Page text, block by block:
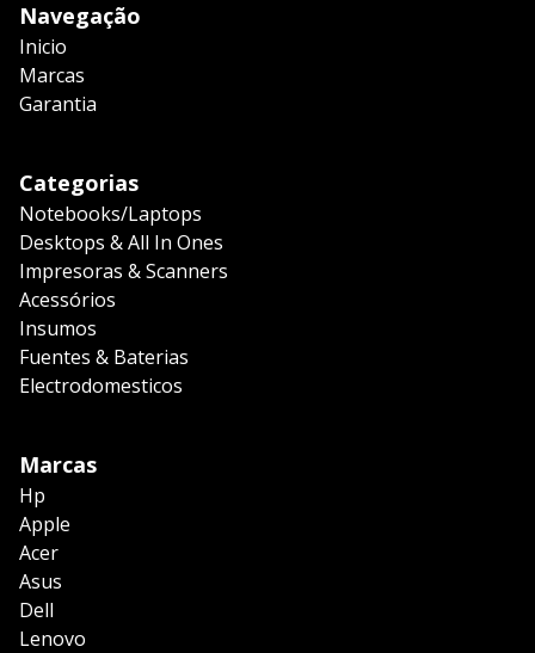
Navegação
Inicio
Marcas
Garantia
Categorias
Notebooks/Laptops
Desktops & All In Ones
Impresoras & Scanners
Acessórios
Insumos
Fuentes & Baterias
Electrodomesticos
Marcas
Hp
Apple
Acer
Asus
Dell
Lenovo